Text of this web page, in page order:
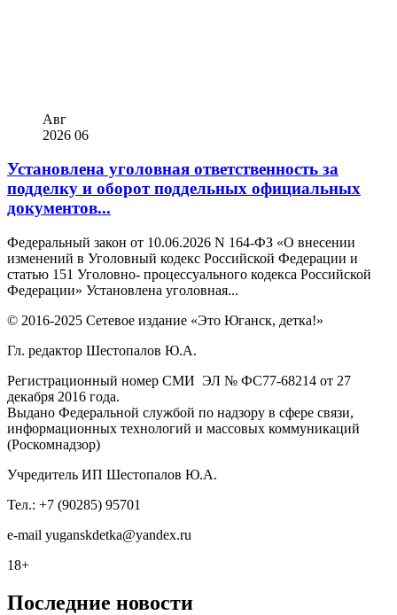
Авг
2026 06
Установлена уголовная ответственность за
подделку и оборот поддельных официальных
документов...
Федеральный закон от 10.06.2026 N 164-ФЗ «О внесении
изменений в Уголовный кодекс Российской Федерации и
статью 151 Уголовно- процессуального кодекса Российской
Федерации» Установлена уголовная...
© 2016-2025 Сетевое издание «Это Юганск, детка!»
Гл. редактор Шестопалов Ю.А.
Регистрационный номер СМИ ЭЛ № ФС77-68214 от 27
декабря 2016 года.
Выдано Федеральной службой по надзору в сфере связи,
информационных технологий и массовых коммуникаций
(Роскомнадзор)
Учредитель ИП Шестопалов Ю.А.
Тел.: +7 (90285) 95701
e-mail yuganskdetka@yandex.ru
18+
Последние новости